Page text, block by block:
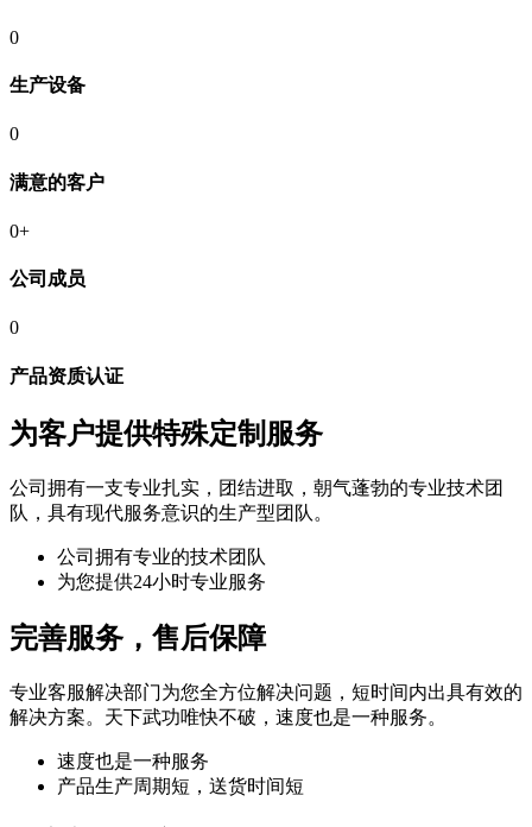
0
生产设备
0
满意的客户
0+
公司成员
0
产品资质认证
为客户提供特殊定制服务
公司拥有一支专业扎实，团结进取，朝气蓬勃的专业技术团
队，具有现代服务意识的生产型团队。
公司拥有专业的技术团队
为您提供24小时专业服务
完善服务，售后保障
专业客服解决部门为您全方位解决问题，短时间内出具有效的
解决方案。天下武功唯快不破，速度也是一种服务。
速度也是一种服务
产品生产周期短，送货时间短